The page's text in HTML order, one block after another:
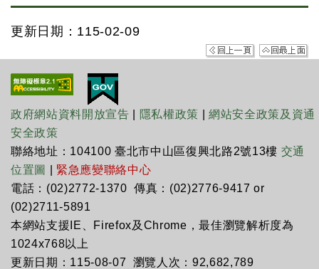
更新日期：115-02-09
政府網站資料開放宣告 隱私權政策 |網站安全政策及資通
安全政策
聯絡地址：104100 臺北市中山區復興北路2號13樓 交通
位置圖
緊急應變聯絡中心
電話：(02)2772-1370 傳真：(02)2776-9417 or
(02)2711-5891
本網站支援IE、Firefox及Chrome，最佳瀏覽解析度為
1024x768以上
更新日期：115-08-07 瀏覽人次：92,682,789